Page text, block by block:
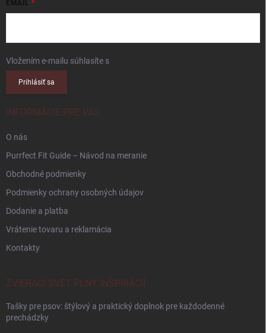
EMAIL
Vložením e-mailu súhlasíte s
Prihlásiť sa
INFORMÁCIE PRE VÁS
O nás
Purrfect Fit Guide – Návod na meranie
Obchodné podmienky
Podmienky ochrany osobných údajov
Dodanie a platba
Vrátenie tovaru a reklamácia
Kontakty
ZVIERACÍ SVET PLNÝ INŠPIRÁCIÍ
Tašky pre psov: štýlový a praktický doplnok pre každodenné
prechádzky